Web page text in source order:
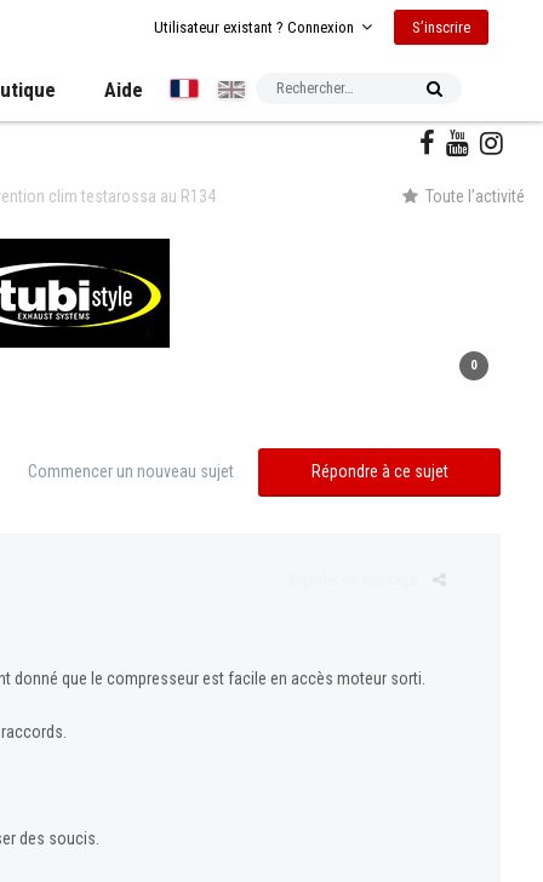
Utilisateur existant ? Connexion S’inscrire
Aide
Toute l’activité
clim testarossa au R134
0
Répondre à ce sujet
Commencer un nouveau sujet
donné que le compresseur est facile en accès moteur sorti.
des soucis.